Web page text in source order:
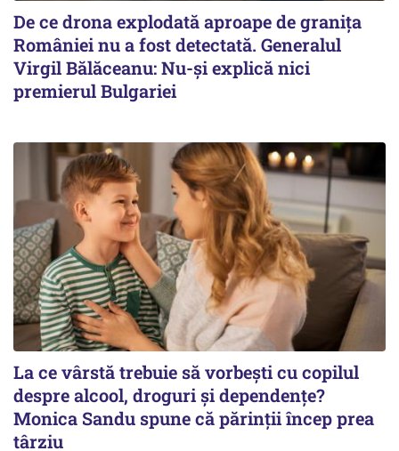
De ce drona explodată aproape de granița
României nu a fost detectată. Generalul
Virgil Bălăceanu: Nu-și explică nici
premierul Bulgariei
La ce vârstă trebuie să vorbești cu copilul
despre alcool, droguri și dependențe?
Monica Sandu spune că părinții încep prea
târziu